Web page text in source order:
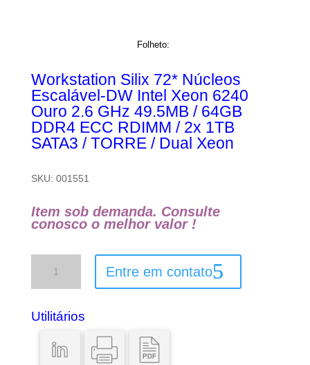
Folheto:
Workstation Silix 72* Núcleos
Escalável-DW Intel Xeon 6240
Ouro 2.6 GHz 49.5MB / 64GB
DDR4 ECC RDIMM / 2x 1TB
SATA3 / TORRE / Dual Xeon
SKU: 001551
Item sob demanda. Consulte
conosco o melhor valor !
Escalável-
DW
Entre em contato
Utilitários